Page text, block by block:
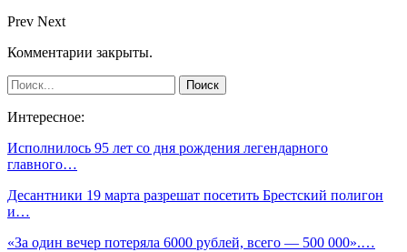
Prev Next
Комментарии закрыты.
Интересное:
Исполнилось 95 лет со дня рождения легендарного
главного…
Десантники 19 марта разрешат посетить Брестский полигон
и…
«За один вечер потеряла 6000 рублей, всего — 500 000».…